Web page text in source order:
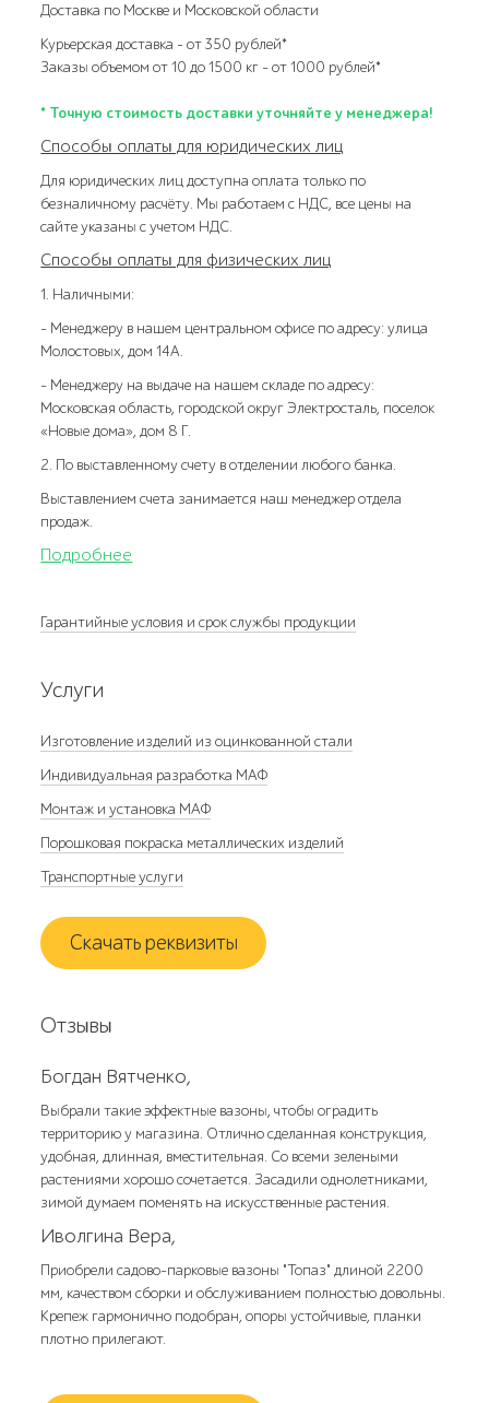
Доставка по Москве и Московской области
Курьерская доставка – от 350 рублей*
Заказы объемом от 10 до 1500 кг – от 1000 рублей*
* Точную стоимость доставки уточняйте у менеджера!
Способы оплаты для юридических лиц
Для юридических лиц доступна оплата только по
безналичному расчёту. Мы работаем с НДС, все цены на
сайте указаны с учетом НДС.
Способы оплаты для физических лиц
1. Наличными:
- Менеджеру в нашем центральном офисе по адресу: улица
Молостовых, дом 14А.
- Менеджеру на выдаче на нашем складе по адресу:
Московская область, городской округ Электросталь, поселок
«Новые дома», дом 8 Г.
2. По выставленному счету в отделении любого банка.
Выставлением счета занимается наш менеджер отдела
продаж.
Подробнее
Гарантийные условия и срок службы продукции
Услуги
Изготовление изделий из оцинкованной стали
Индивидуальная разработка МАФ
Монтаж и установка МАФ
Порошковая покраска металлических изделий
Транспортные услуги
Скачать реквизиты
Отзывы
Богдан Вятченко,
Выбрали такие эффектные вазоны, чтобы оградить
территорию у магазина. Отлично сделанная конструкция,
удобная, длинная, вместительная. Со всеми зелеными
растениями хорошо сочетается. Засадили однолетниками,
зимой думаем поменять на искусственные растения.
Иволгина Вера,
Приобрели садово-парковые вазоны "Топаз" длиной 2200
мм, качеством сборки и обслуживанием полностью довольны.
Крепеж гармонично подобран, опоры устойчивые, планки
плотно прилегают.